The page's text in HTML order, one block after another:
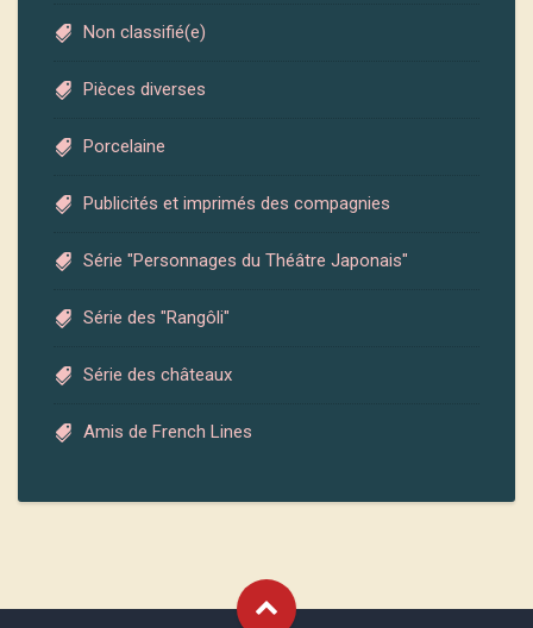
Non classifié(e)
Pièces diverses
Porcelaine
Publicités et imprimés des compagnies
Série "Personnages du Théâtre Japonais"
Série des "Rangôli"
Série des châteaux
Amis de French Lines